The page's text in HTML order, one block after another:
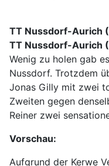
TT Nussdorf-Aurich
TT Nussdorf-Aurich
Wenig zu holen gab
Nussdorf. Trotzdem
Jonas Gilly mit zwei
Zweiten gegen
Reiner zwei
Vorschau:
Aufgrund der Kerwe